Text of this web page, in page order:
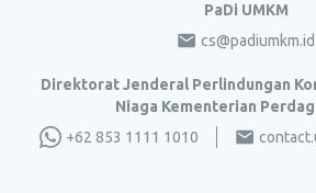
PaDi UMKM
cs@padiumkm.id
Direktorat Jenderal Perlindungan
Niaga Kementerian
+62 853 1111 1010